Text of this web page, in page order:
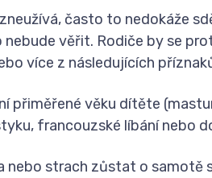
často to nedokáže
nebude věřit. Rodiče by se
více z následujících
přiměřené věku dítěte
francouzské líbání nebo
nebo strach zůstat o samotě